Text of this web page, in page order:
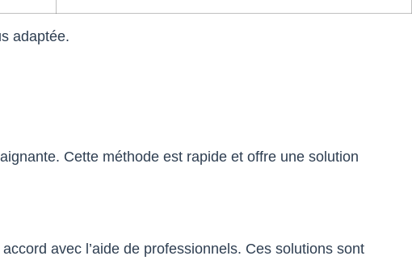
adaptée.
Cette méthode est rapide et offre une solution
avec l’aide de professionnels. Ces solutions sont